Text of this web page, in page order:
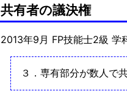
共有者の議決権
2013年9月 FP技能士2級 学
３．専有部分が数人で